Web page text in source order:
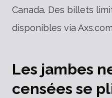
Canada. Des billets
disponibles via
Les jambes
censées se